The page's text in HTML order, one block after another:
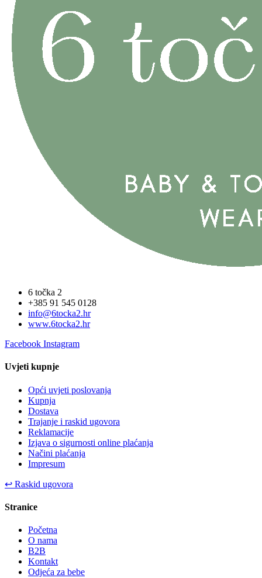
6 točka 2
+385 91 545 0128
info@6tocka2.hr
www.6tocka2.hr
Facebook Instagram
Uvjeti kupnje
Opći uvjeti poslovanja
Kupnja
Dostava
Trajanje i raskid ugovora
Reklamacije
Izjava o sigurnosti online plaćanja
Načini plaćanja
Impresum
↩ Raskid ugovora
Stranice
Početna
O nama
B2B
Kontakt
Odjeća za bebe